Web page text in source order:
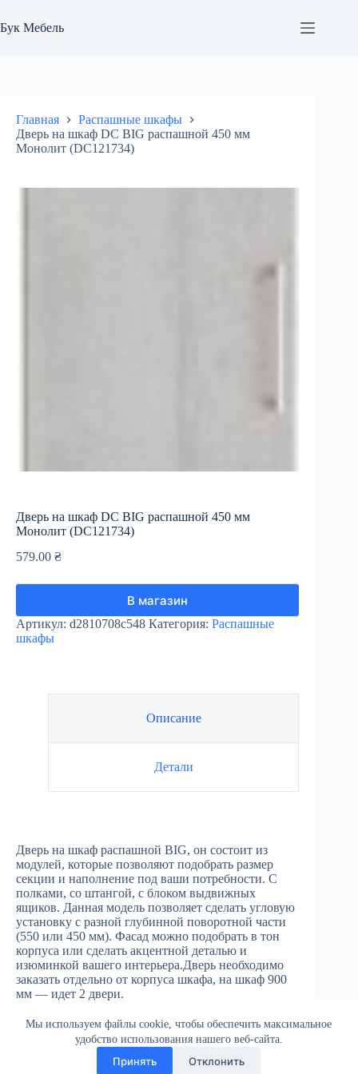
к
сути
Мы используем файлы cookie, чтобы обеспечить максимальное
удобство использования нашего веб-сайта.
Принять Отклонить
Бук Мебель
Главная
Распашные шкафы
Дверь на шкаф DC BIG распашной 450 мм
Монолит (DC121734)
Дверь на шкаф DC BIG распашной 450 мм
Монолит (DC121734)
579.00 ₴
В магазин
Артикул: d2810708c548 Категория: Распашные
шкафы
Описание
Детали
Дверь на шкаф распашной BIG, он состоит из
модулей, которые позволяют подобрать размер
секции и наполнение под ваши потребности. С
полками, со штангой, с блоком выдвижных
ящиков. Данная модель позволяет сделать угловую
установку с разной глубинной поворотной части
(550 или 450 мм). Фасад можно подобрать в тон
корпуса или сделать акцентной деталью и
изюминкой вашего интерьера.Дверь необходимо
заказать отдельно от корпуса шкафа, на шкаф 900
мм — идет 2 двери.